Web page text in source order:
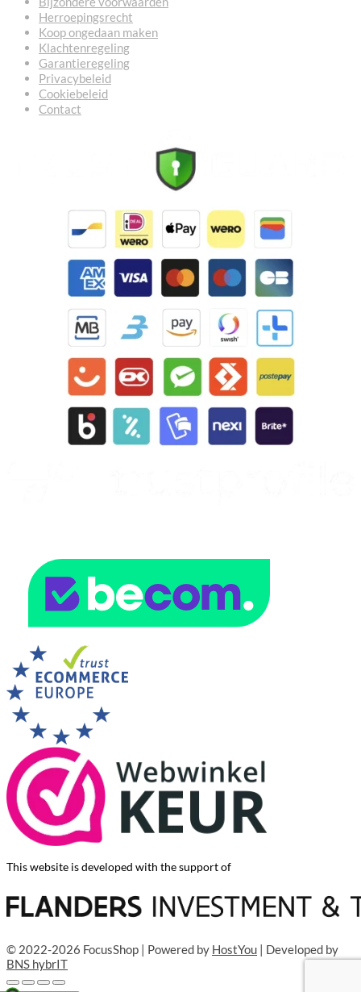
Herroepingsrecht
Koop ongedaan maken
Klachtenregeling
Garantieregeling
Privacybeleid
Cookiebeleid
Contact
This website is developed with the support of
© 2022-2026 FocusShop | Powered by HostYou | Developed by
BNS hybrIT